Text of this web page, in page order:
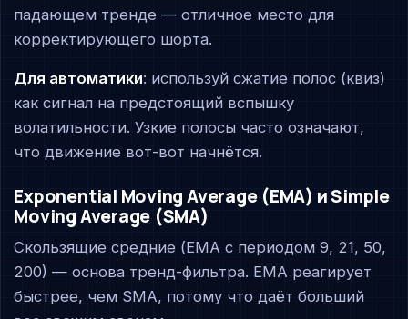
падающем тренде — отличное место для
корректирующего шорта.
Для автоматики: используй сжатие полос (квиз)
как сигнал на предстоящий вспышку
волатильности. Узкие полосы часто означают,
что движение вот-вот начнётся.
Exponential Moving Average (EMA) и Simple
Moving Average (SMA)
Скользящие средние (EMA с периодом 9, 21, 50,
200) — основа тренд-фильтра. EMA реагирует
быстрее, чем SMA, потому что даёт больший